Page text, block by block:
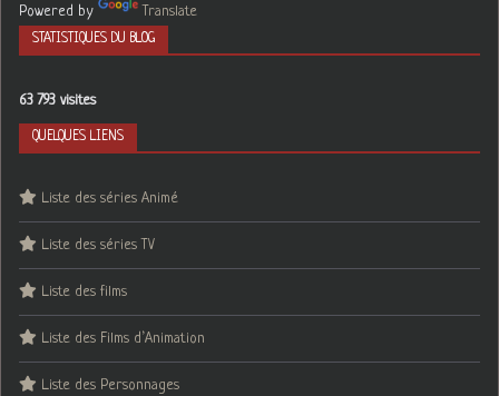
Powered by Translate
STATISTIQUES DU BLOG
63 793 visites
QUELQUES LIENS
Liste des séries Animé
Liste des séries TV
Liste des films
Liste des Films d’Animation
Liste des Personnages